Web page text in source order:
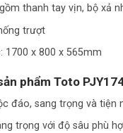
thanh tay vịn, bộ xả
trượt
1700 x 800 x 565mm
phẩm Toto
đáo, sang trọng và tiện
trọng với độ sâu phù